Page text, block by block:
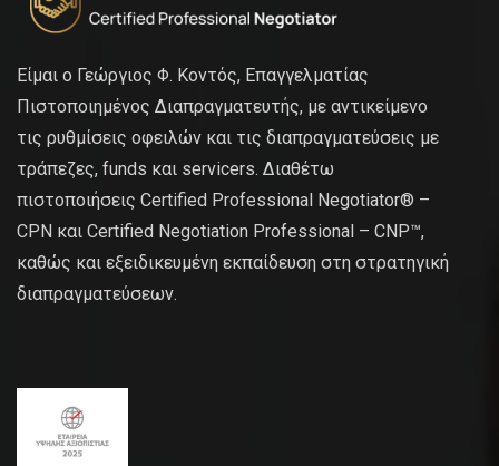
Είμαι ο Γεώργιος Φ. Κοντός, Επαγγελματίας
Πιστοποιημένος Διαπραγματευτής, με αντικείμενο
τις ρυθμίσεις οφειλών και τις διαπραγματεύσεις με
τράπεζες, funds και servicers. Διαθέτω
πιστοποιήσεις Certified Professional Negotiator® –
CPN και Certified Negotiation Professional – CNP™,
καθώς και εξειδικευμένη εκπαίδευση στη στρατηγική
διαπραγματεύσεων.